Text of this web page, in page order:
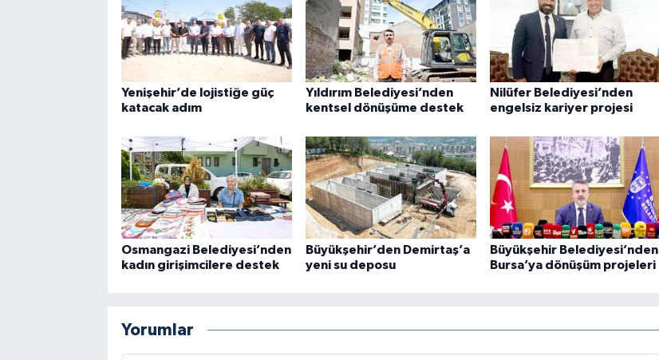
Yenişehir’de lojistiğe güç
katacak adım
Yıldırım Belediyesi’nden
kentsel dönüşüme destek
Nilüfer Belediyesi’nden
engelsiz kariyer projesi
Osmangazi Belediyesi’nden
kadın girişimcilere destek
Büyükşehir’den Demirtaş’a
yeni su deposu
Büyükşehir Belediyesi’nden
Bursa’ya dönüşüm projeleri
Yorumlar